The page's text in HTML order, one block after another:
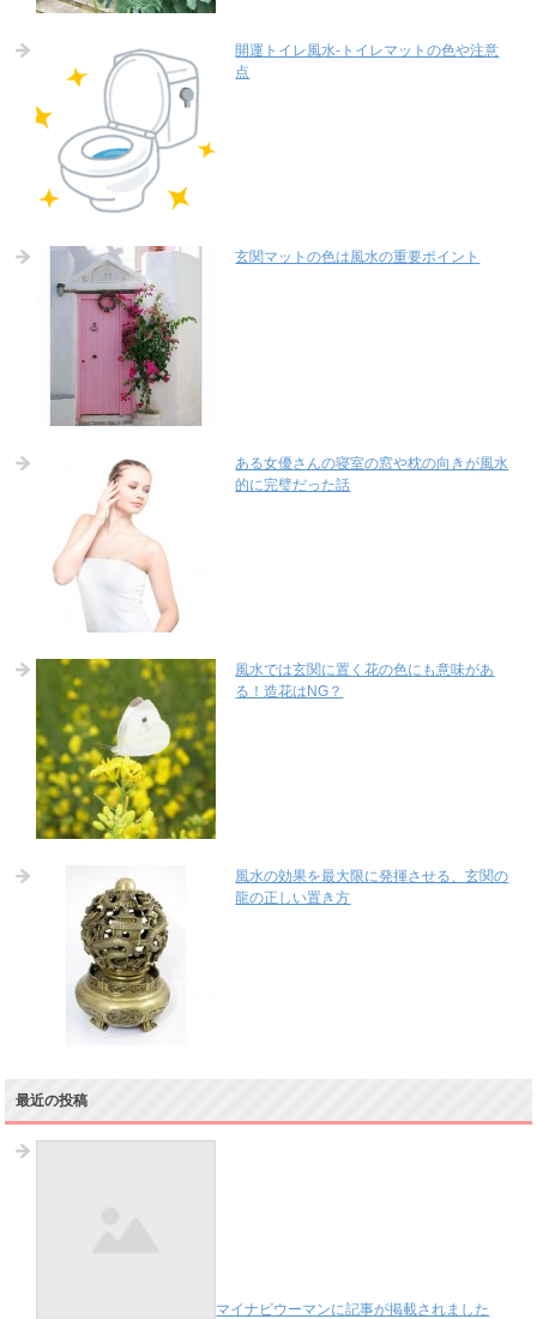
開運トイレ風水-トイレマットの色や注意
点
玄関マットの色は風水の重要ポイント
ある女優さんの寝室の窓や枕の向きが風水
的に完璧だった話
風水では玄関に置く花の色にも意味があ
る！造花はNG？
風水の効果を最大限に発揮させる、玄関の
龍の正しい置き方
最近の投稿
マイナビウーマンに記事が掲載されました